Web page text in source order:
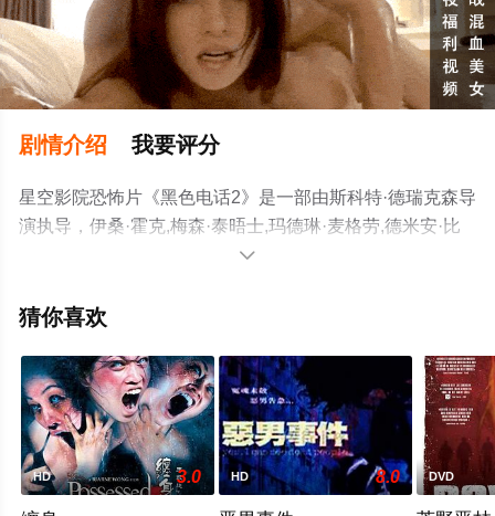
剧情介绍 我要评分
星空影院恐怖片《黑色电话2》是一部由斯科特·德瑞克森导
演执导，伊桑·霍克,梅森·泰晤士,玛德琳·麦格劳,德米安·比
齐尔,米格尔·卡萨雷斯·莫拉,杰瑞米·戴维斯,阿里安娜·里瓦
国电影，手机免费观看高清未删减完整版电影大全就上星
网等平台了解。

猜你喜欢
HD 3.0 HD 8.0 DVD